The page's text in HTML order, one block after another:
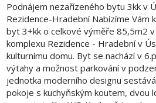
Podnájem nezařízeného bytu 3kk v
Rezidence-Hradební Nabízíme Vám
byt 3+kk o celkové výměře 85,5m2
komplexu Rezidence - Hradební v
kulturnímu domu. Byt se nachází v
výtahy a možnost parkování v
jednotka moderního designu
pokoje s kuchyňským koutem, dvou